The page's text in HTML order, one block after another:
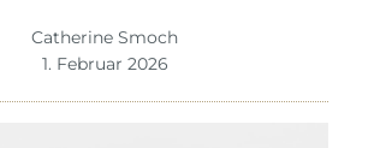
Catherine Smoch
1. Februar 2026